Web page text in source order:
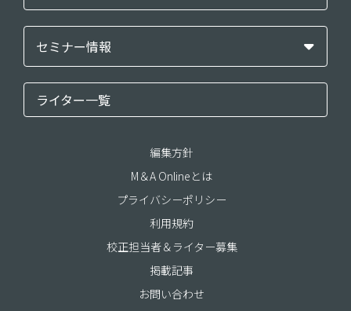
セミナー情報
ライター一覧
編集方針
M＆A Onlineとは
プライバシーポリシー
利用規約
校正担当者＆ライター募集
掲載記事
お問い合わせ